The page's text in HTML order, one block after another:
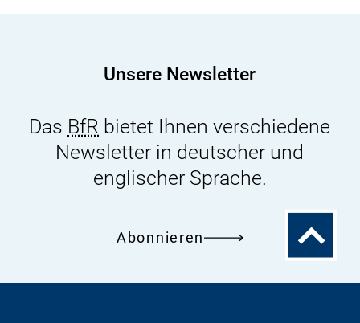
und
vermeiden
Unsere Newsletter
Das BfR bietet Ihnen verschiedene
Newsletter in deutscher und
englischer Sprache.
Abonnieren
Zum